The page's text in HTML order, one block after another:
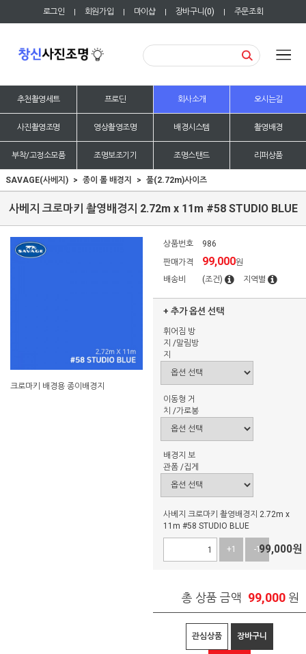
로그인 | 회원가입 | 마이샵 | 장바구니(0) | 주문조회
추천촬영세트 프로딘 회사소개 오시는길
사진촬영조명 영상촬영조명 배경시스템 촬영배경
부착/고정소모품 조명보조기기 조명스탠드 리퍼상품
SAVAGE(사베지) 종이 롤 배경지 풀(2.72m)사이즈
사베지 크로마키 촬영배경지 2.72m x 11m #58 STUDIO BLUE
크로마키 배경용 종이배경지
상품번호
986
판매가격
99,000원
배송비
(조건) 지역별
+ 추가 옵션 선택
휘어짐 방
지 /말림방
지
이동형 거
치 /가로봉
배경지 보
관폼 /집게
사베지 크로마키 촬영배경지 2.72m x
11m #58 STUDIO BLUE
+1 -199,000원
총 상품 금액 99,000 원
관심상품 장바구니